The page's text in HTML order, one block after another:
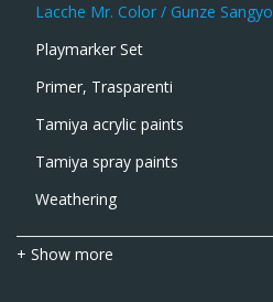
Lacche Mr. Color / Gunze Sangyo
Playmarker Set
Primer, Trasparenti
Tamiya acrylic paints
Tamiya spray paints
Weathering
+ Show more